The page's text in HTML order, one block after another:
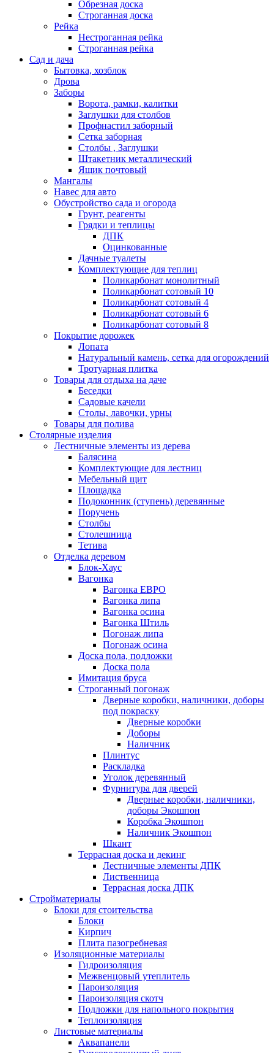
Обрезная доска
Строганная доска
Рейка
Нестроганная рейка
Строганная рейка
Сад и дача
Бытовка, хозблок
Дрова
Заборы
Ворота, рамки, калитки
Заглушки для столбов
Профнастил заборный
Сетка заборная
Столбы , Заглушки
Штакетник металлический
Ящик почтовый
Мангалы
Навес для авто
Обустройство сада и огорода
Грунт, реагенты
Грядки и теплицы
ДПК
Оцинкованные
Дачные туалеты
Комплектующие для теплиц
Поликарбонат монолитный
Поликарбонат сотовый 10
Поликарбонат сотовый 4
Поликарбонат сотовый 6
Поликарбонат сотовый 8
Покрытие дорожек
Лопата
Натуральный камень, сетка для огорождений
Тротуарная плитка
Товары для отдыха на даче
Беседки
Садовые качели
Столы, лавочки, урны
Товары для полива
Столярные изделия
Лестничные элементы из дерева
Балясина
Комплектующие для лестниц
Мебельный щит
Площадка
Подоконник (ступень) деревянные
Поручень
Столбы
Столешница
Тетива
Отделка деревом
Блок-Хаус
Вагонка
Вагонка ЕВРО
Вагонка липа
Вагонка осина
Вагонка Штиль
Погонаж липа
Погонаж осина
Доска пола, подложки
Доска пола
Имитация бруса
Строганный погонаж
Дверные коробки, наличники, доборы
под покраску
Дверные коробки
Доборы
Наличник
Плинтус
Раскладка
Уголок деревянный
Фурнитура для дверей
Дверные коробки, наличники,
доборы Экошпон
Коробка Экошпон
Наличник Экошпон
Шкант
Террасная доска и декинг
Лестничные элементы ДПК
Лиственница
Террасная доска ДПК
Стройматериалы
Блоки для стоительства
Блоки
Кирпич
Плита пазогребневая
Изоляционные материалы
Гидроизоляция
Межвенцовый утеплитель
Пароизоляция
Пароизоляция скотч
Подложки для напольного покрытия
Теплоизоляция
Листовые материалы
Аквапанели